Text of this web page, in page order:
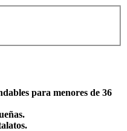
para menores de 36